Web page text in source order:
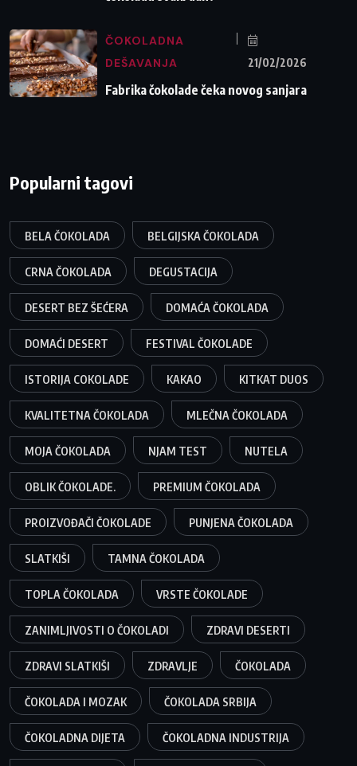
ČOKOLADNA
DEŠAVANJA
21/02/2026
Fabrika čokolade čeka novog sanjara
Popularni tagovi
BELA ČOKOLADA BELGIJSKA ČOKOLADA
CRNA ČOKOLADA DEGUSTACIJA
DESERT BEZ ŠEĆERA DOMAĆA ČOKOLADA
DOMAĆI DESERT FESTIVAL ČOKOLADE
ISTORIJA COKOLADE KAKAO KITKAT DUOS
KVALITETNA ČOKOLADA MLEČNA ČOKOLADA
MOJA ČOKOLADA NJAM TEST NUTELA
OBLIK ČOKOLADE. PREMIUM ČOKOLADA
PROIZVOĐAČI ČOKOLADE PUNJENA ČOKOLADA
SLATKIŠI TAMNA ČOKOLADA
TOPLA ČOKOLADA VRSTE ČOKOLADE
ZANIMLJIVOSTI O ČOKOLADI ZDRAVI DESERTI
ZDRAVI SLATKIŠI ZDRAVLJE ČOKOLADA
ČOKOLADA I MOZAK ČOKOLADA SRBIJA
ČOKOLADNA DIJETA ČOKOLADNA INDUSTRIJA